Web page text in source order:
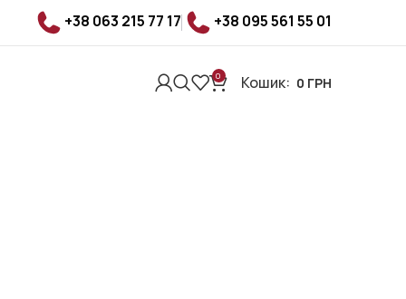
+38 063 215 77 17 +38 095 561 55 01
0 Кошик: 0 ГРН